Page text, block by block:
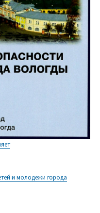
и молодежи города